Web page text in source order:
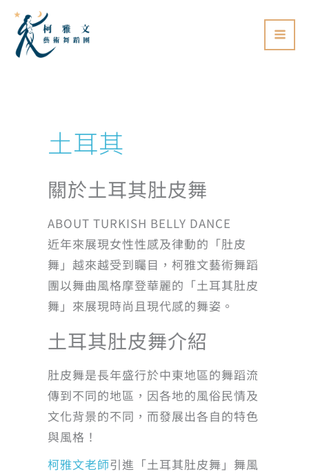
土耳其
關於土耳其肚皮舞
ABOUT TURKISH BELLY DANCE
近年來展現女性性感及律動的「肚皮
舞」越來越受到矚目，柯雅文藝術舞蹈
團以舞曲風格摩登華麗的「土耳其肚皮
舞」來展現時尚且現代感的舞姿。
土耳其肚皮舞介紹
肚皮舞是長年盛行於中東地區的舞蹈流
傳到不同的地區，因各地的風俗民情及
文化背景的不同，而發展出各自的特色
與風格！
柯雅文老師引進「土耳其肚皮舞」舞風